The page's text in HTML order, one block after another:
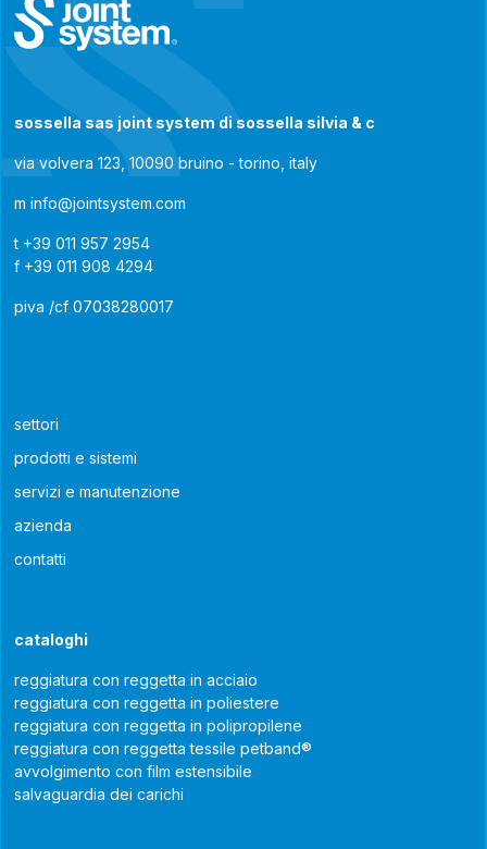
sossella sas joint system di sossella silvia & c
via volvera 123, 10090 bruino - torino, italy
m info@jointsystem.com
t +39 011 957 2954
f +39 011 908 4294
piva /cf 07038280017
settori
prodotti e sistemi
servizi e manutenzione
azienda
contatti
cataloghi
reggiatura con reggetta in acciaio
reggiatura con reggetta in poliestere
reggiatura con reggetta in polipropilene
reggiatura con reggetta tessile petband®
avvolgimento con film estensibile
salvaguardia dei carichi